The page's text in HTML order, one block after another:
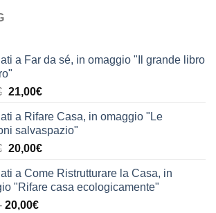
a Far da sé, in omaggio "Il grande libro
Il
originale
era:
24,00€.
21,00€Il
attuale
è:
21,00€.
a Rifare Casa, in omaggio "Le
salvaspazio"
Il
originale
era:
24,00€.
20,00€Il
attuale
è:
a Come Ristrutturare la Casa, in
"Rifare casa ecologicamente"
20,00€Fascia